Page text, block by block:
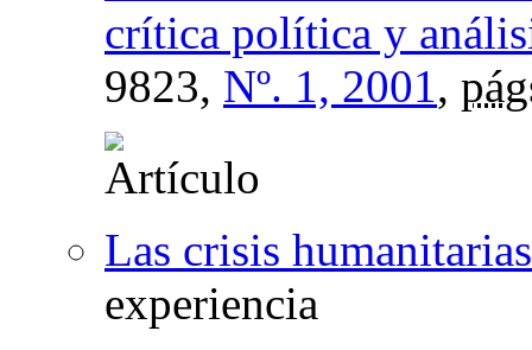
crítica política y
9823, Nº. 1, 2001,
Las crisis
experiencia